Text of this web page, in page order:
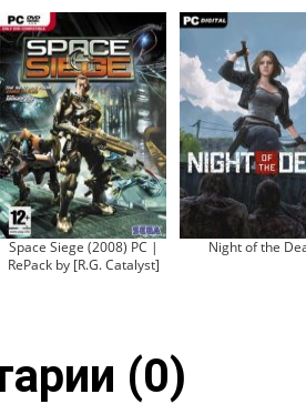
Space Siege (2008) PC |
RePack by [R.G. Catalyst]
Night of the
(0)